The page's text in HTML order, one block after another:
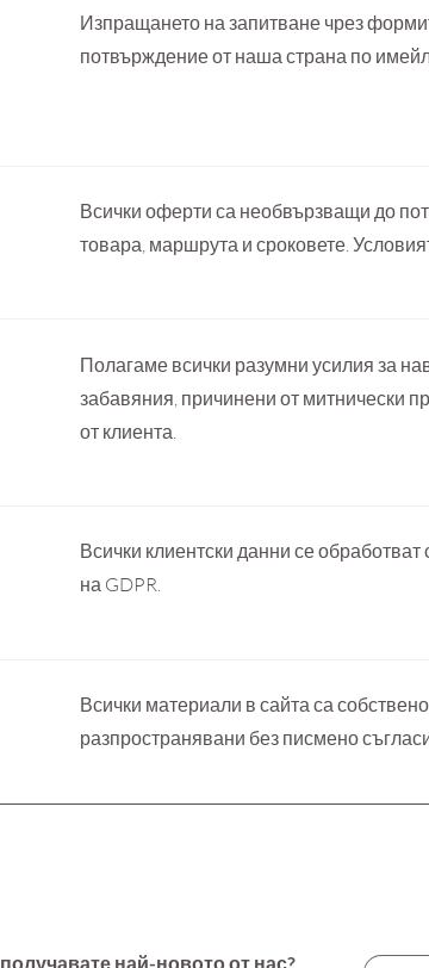
Изпращането на запитване чрез
потвърждение от наша страна по
Всички оферти са необвързващи до
товара, маршрута и сроковете.
Полагаме всички разумни усилия за
забавяния, причинени от митнически
от клиента.
Всички клиентски данни се
на GDPR.
Всички материали в сайта са
разпространявани без писмено
най-новото от нас?